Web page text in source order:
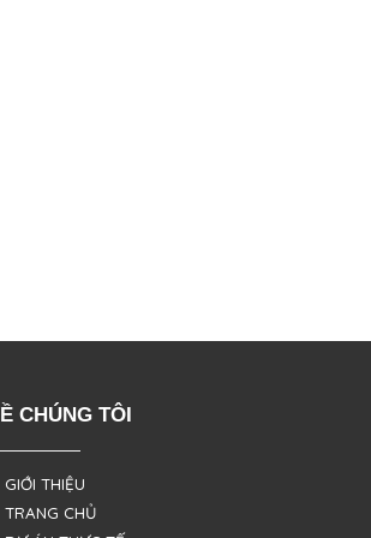
CHÚNG TÔI
THIỆU
CHỦ